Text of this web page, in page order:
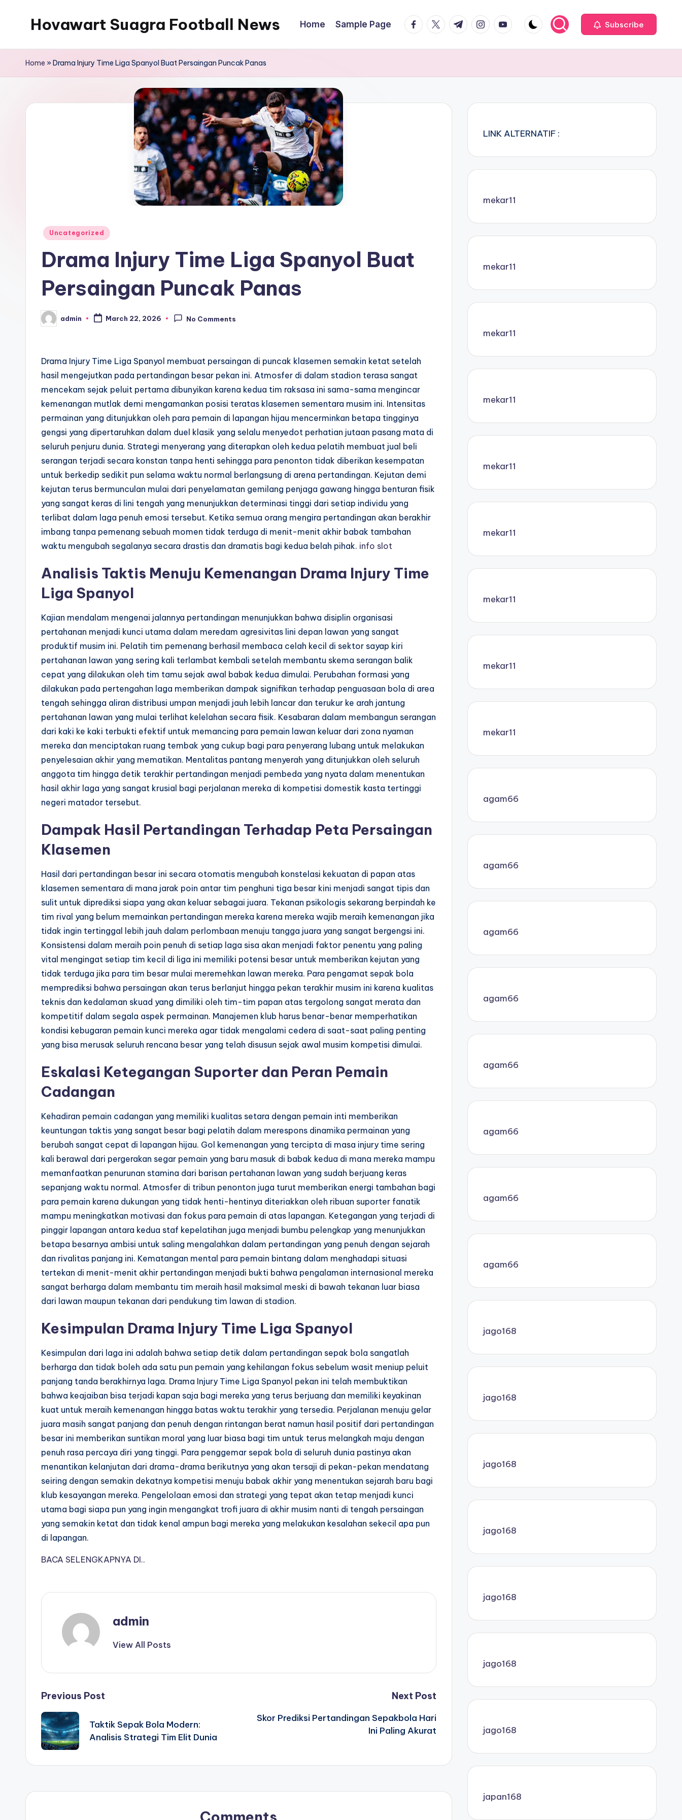
Hovawart Suagra Football News
Suagra
menyediakan
Home Sample Page facebook.com
twitter.com
t.me instagram.com
youtube.com Subscribe
Home »Drama Injury Time Liga Spanyol Buat Persaingan Puncak Panas
Posted
Uncategorized
Drama Injury Time Liga Spanyol Buat
Persaingan Puncak Panas
Posted
by
admin March 22, 2026 No Comments
Drama Injury Time Liga Spanyol membuat persaingan di puncak klasemen semakin ketat setelah
hasil mengejutkan pada pertandingan besar pekan ini. Atmosfer di dalam stadion terasa sangat
mencekam sejak peluit pertama dibunyikan karena kedua tim raksasa ini sama-sama mengincar
kemenangan mutlak demi mengamankan posisi teratas klasemen sementara musim ini. Intensitas
permainan yang ditunjukkan oleh para pemain di lapangan hijau mencerminkan betapa tingginya
gengsi yang dipertaruhkan dalam duel klasik yang selalu menyedot perhatian jutaan pasang mata di
seluruh penjuru dunia. Strategi menyerang yang diterapkan oleh kedua pelatih membuat jual beli
serangan terjadi secara konstan tanpa henti sehingga para penonton tidak diberikan kesempatan
untuk berkedip sedikit pun selama waktu normal berlangsung di arena pertandingan. Kejutan demi
kejutan terus bermunculan mulai dari penyelamatan gemilang penjaga gawang hingga benturan fisik
yang sangat keras di lini tengah yang menunjukkan determinasi tinggi dari setiap individu yang
terlibat dalam laga penuh emosi tersebut. Ketika semua orang mengira pertandingan akan berakhir
imbang tanpa pemenang sebuah momen tidak terduga di menit-menit akhir babak tambahan
waktu mengubah segalanya secara drastis dan dramatis bagi kedua belah pihak. info slot
Analisis Taktis Menuju Kemenangan Drama Injury Time
Liga Spanyol
Kajian mendalam mengenai jalannya pertandingan menunjukkan bahwa disiplin organisasi
pertahanan menjadi kunci utama dalam meredam agresivitas lini depan lawan yang sangat
produktif musim ini. Pelatih tim pemenang berhasil membaca celah kecil di sektor sayap kiri
pertahanan lawan yang sering kali terlambat kembali setelah membantu skema serangan balik
cepat yang dilakukan oleh tim tamu sejak awal babak kedua dimulai. Perubahan formasi yang
dilakukan pada pertengahan laga memberikan dampak signifikan terhadap penguasaan bola di area
tengah sehingga aliran distribusi umpan menjadi jauh lebih lancar dan terukur ke arah jantung
pertahanan lawan yang mulai terlihat kelelahan secara fisik. Kesabaran dalam membangun serangan
dari kaki ke kaki terbukti efektif untuk memancing para pemain lawan keluar dari zona nyaman
mereka dan menciptakan ruang tembak yang cukup bagi para penyerang lubang untuk melakukan
penyelesaian akhir yang mematikan. Mentalitas pantang menyerah yang ditunjukkan oleh seluruh
anggota tim hingga detik terakhir pertandingan menjadi pembeda yang nyata dalam menentukan
hasil akhir laga yang sangat krusial bagi perjalanan mereka di kompetisi domestik kasta tertinggi
negeri matador tersebut.
Dampak Hasil Pertandingan Terhadap Peta Persaingan
Klasemen
Hasil dari pertandingan besar ini secara otomatis mengubah konstelasi kekuatan di papan atas
klasemen sementara di mana jarak poin antar tim penghuni tiga besar kini menjadi sangat tipis dan
sulit untuk diprediksi siapa yang akan keluar sebagai juara. Tekanan psikologis sekarang berpindah ke
tim rival yang belum memainkan pertandingan mereka karena mereka wajib meraih kemenangan jika
tidak ingin tertinggal lebih jauh dalam perlombaan menuju tangga juara yang sangat bergengsi ini.
Konsistensi dalam meraih poin penuh di setiap laga sisa akan menjadi faktor penentu yang paling
vital mengingat setiap tim kecil di liga ini memiliki potensi besar untuk memberikan kejutan yang
tidak terduga jika para tim besar mulai meremehkan lawan mereka. Para pengamat sepak bola
memprediksi bahwa persaingan akan terus berlanjut hingga pekan terakhir musim ini karena kualitas
teknis dan kedalaman skuad yang dimiliki oleh tim-tim papan atas tergolong sangat merata dan
kompetitif dalam segala aspek permainan. Manajemen klub harus benar-benar memperhatikan
kondisi kebugaran pemain kunci mereka agar tidak mengalami cedera di saat-saat paling penting
yang bisa merusak seluruh rencana besar yang telah disusun sejak awal musim kompetisi dimulai.
Eskalasi Ketegangan Suporter dan Peran Pemain
Cadangan
Kehadiran pemain cadangan yang memiliki kualitas setara dengan pemain inti memberikan
keuntungan taktis yang sangat besar bagi pelatih dalam merespons dinamika permainan yang
berubah sangat cepat di lapangan hijau. Gol kemenangan yang tercipta di masa injury time sering
kali berawal dari pergerakan segar pemain yang baru masuk di babak kedua di mana mereka mampu
memanfaatkan penurunan stamina dari barisan pertahanan lawan yang sudah berjuang keras
sepanjang waktu normal. Atmosfer di tribun penonton juga turut memberikan energi tambahan bagi
para pemain karena dukungan yang tidak henti-hentinya diteriakkan oleh ribuan suporter fanatik
mampu meningkatkan motivasi dan fokus para pemain di atas lapangan. Ketegangan yang terjadi di
pinggir lapangan antara kedua staf kepelatihan juga menjadi bumbu pelengkap yang menunjukkan
betapa besarnya ambisi untuk saling mengalahkan dalam pertandingan yang penuh dengan sejarah
dan rivalitas panjang ini. Kematangan mental para pemain bintang dalam menghadapi situasi
tertekan di menit-menit akhir pertandingan menjadi bukti bahwa pengalaman internasional mereka
sangat berharga dalam membantu tim meraih hasil maksimal meski di bawah tekanan luar biasa
dari lawan maupun tekanan dari pendukung tim lawan di stadion.
Kesimpulan Drama Injury Time Liga Spanyol
Kesimpulan dari laga ini adalah bahwa setiap detik dalam pertandingan sepak bola sangatlah
berharga dan tidak boleh ada satu pun pemain yang kehilangan fokus sebelum wasit meniup peluit
panjang tanda berakhirnya laga. Drama Injury Time Liga Spanyol pekan ini telah membuktikan
bahwa keajaiban bisa terjadi kapan saja bagi mereka yang terus berjuang dan memiliki keyakinan
kuat untuk meraih kemenangan hingga batas waktu terakhir yang tersedia. Perjalanan menuju gelar
juara masih sangat panjang dan penuh dengan rintangan berat namun hasil positif dari pertandingan
besar ini memberikan suntikan moral yang luar biasa bagi tim untuk terus melangkah maju dengan
penuh rasa percaya diri yang tinggi. Para penggemar sepak bola di seluruh dunia pastinya akan
menantikan kelanjutan dari drama-drama berikutnya yang akan tersaji di pekan-pekan mendatang
seiring dengan semakin dekatnya kompetisi menuju babak akhir yang menentukan sejarah baru bagi
klub kesayangan mereka. Pengelolaan emosi dan strategi yang tepat akan tetap menjadi kunci
utama bagi siapa pun yang ingin mengangkat trofi juara di akhir musim nanti di tengah persaingan
yang semakin ketat dan tidak kenal ampun bagi mereka yang melakukan kesalahan sekecil apa pun
di lapangan.
BACA SELENGKAPNYA DI..
admin
View All Posts
Post
navigation
Previous Post
Taktik Sepak Bola Modern:
Analisis Strategi Tim Elit Dunia
Next Post
Skor Prediksi Pertandingan Sepakbola Hari
Ini Paling Akurat
LINK ALTERNATIF :
mekar11
mekar11
mekar11
mekar11
mekar11
mekar11
mekar11
mekar11
mekar11
agam66
agam66
agam66
agam66
agam66
agam66
agam66
agam66
jago168
jago168
jago168
jago168
jago168
jago168
jago168
japan168